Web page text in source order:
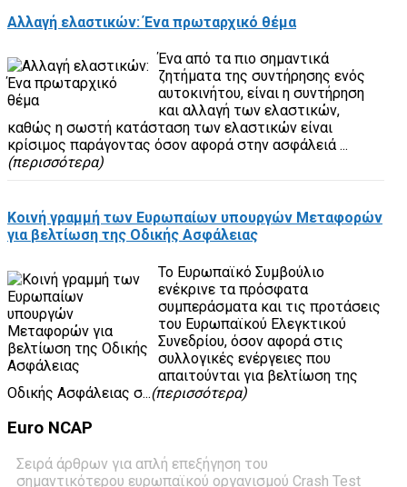
Αλλαγή ελαστικών: Ένα πρωταρχικό θέμα
Ένα από τα πιο σημαντικά
ζητήματα της συντήρησης ενός
αυτοκινήτου, είναι η συντήρηση
και αλλαγή των ελαστικών,
καθώς η σωστή κατάσταση των ελαστικών είναι
κρίσιμος παράγοντας όσον αφορά στην ασφάλειά ...
(περισσότερα)
Κοινή γραμμή των Ευρωπαίων υπουργών Μεταφορών
για βελτίωση της Οδικής Ασφάλειας
Το Ευρωπαϊκό Συμβούλιο
ενέκρινε τα πρόσφατα
συμπεράσματα και τις προτάσεις
του Ευρωπαϊκού Ελεγκτικού
Συνεδρίου, όσον αφορά στις
συλλογικές ενέργειες που
απαιτούνται για βελτίωση της
Οδικής Ασφάλειας σ...(περισσότερα)
Euro NCAP
Σειρά άρθρων για απλή επεξήγηση του
σημαντικότερου ευρωπαϊκού οργανισμού Crash Test